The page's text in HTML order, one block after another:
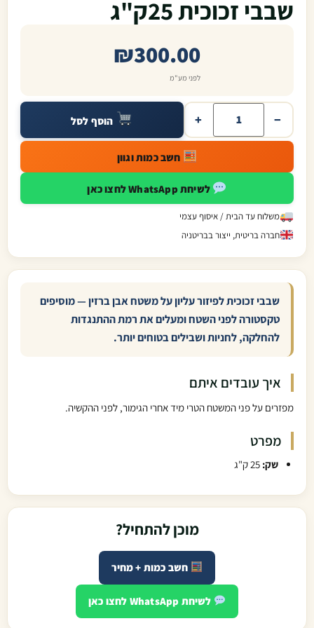
שבבי זכוכית 25ק"ג
₪300.00
לפני מע"מ
−
+ הוסף לסל
חשב כמות וגוון
לשיחת WhatsApp לחצו כאן
משלוח עד הבית / איסוף עצמי
חברה בריטית, ייצור בבריטניה
שבבי זכוכית לפיזור עליון על משטח אבן ברזין — מוסיפים
טקסטורה לפני השטח ומעלים את רמת ההתנגדות
להחלקה, לחניות ושבילים בטוחים יותר.
איך עובדים איתם
מפזרים על פני המשטח הטרי מיד אחרי הגימור, לפני ההקשיה.
מפרט
שק:
מוכן להתחיל?
חשב כמות + מחיר
לשיחת WhatsApp לחצו כאן